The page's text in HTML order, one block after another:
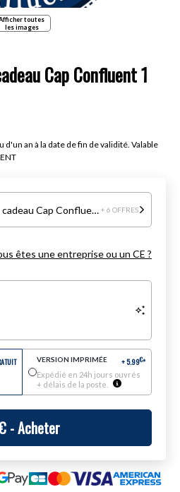
toutes
les images
Cap Confluent 1
an à la date de fin de validité. Valable
Prolongation bon cadeau Cap Confluent 1 an + 6 OFFRES
êtes une entreprise ou un CE ?
VERSION IMPRIMÉE +5.99€*
Expédié en 24h jours ouvrés
+ délais de la poste.
- Acheter